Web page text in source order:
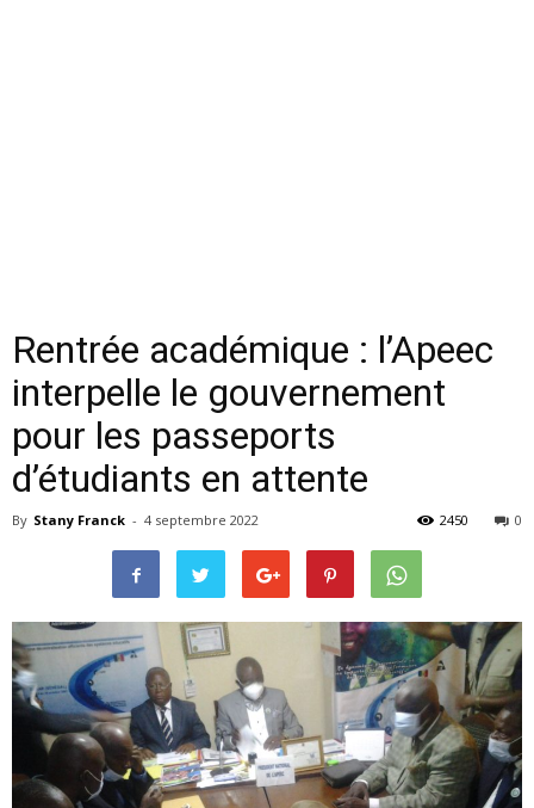
Rentrée académique : l’Apeec
interpelle le gouvernement
pour les passeports
d’étudiants en attente
By Stany Franck - 4 septembre 2022 0
2450